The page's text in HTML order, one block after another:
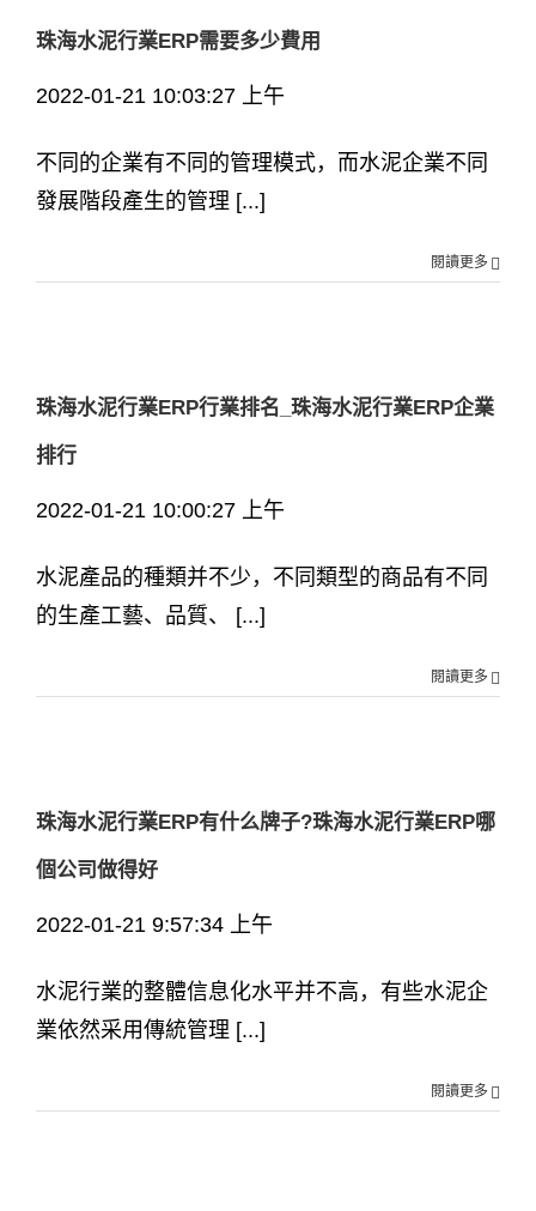
珠海水泥行業ERP需要多少費用
2022-01-21 10:03:27 上午
不同的企業有不同的管理模式，而水泥企業不同
發展階段產生的管理 [...]
閱讀更多
珠海水泥行業ERP行業排名_珠海水泥行業ERP企業
排行
2022-01-21 10:00:27 上午
水泥產品的種類并不少，不同類型的商品有不同
的生產工藝、品質、 [...]
閱讀更多
珠海水泥行業ERP有什么牌子?珠海水泥行業ERP哪
個公司做得好
2022-01-21 9:57:34 上午
水泥行業的整體信息化水平并不高，有些水泥企
業依然采用傳統管理 [...]
閱讀更多